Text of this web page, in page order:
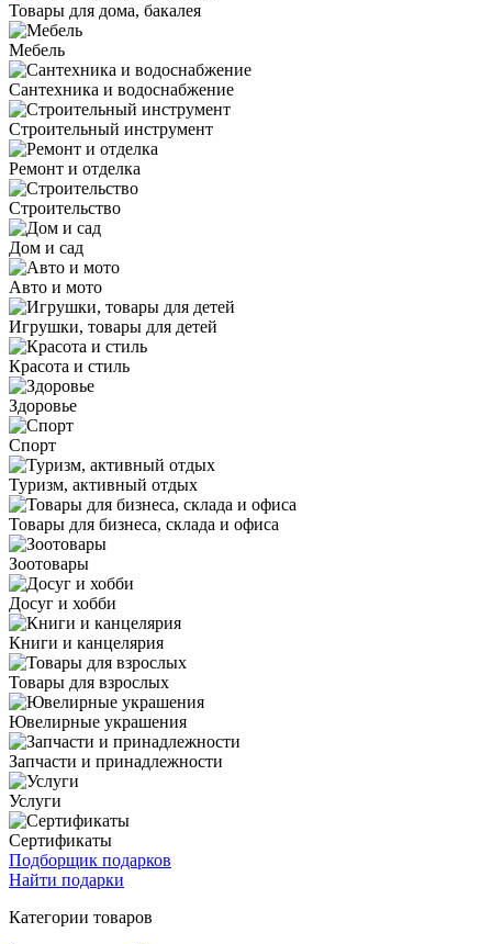
Товары для дома, бакалея
Мебель
Сантехника и водоснабжение
Строительный инструмент
Ремонт и отделка
Строительство
Дом и сад
Авто и мото
Игрушки, товары для детей
Красота и стиль
Здоровье
Спорт
Туризм, активный отдых
Товары для бизнеса, склада и офиса
Зоотовары
Досуг и хобби
Книги и канцелярия
Товары для взрослых
Ювелирные украшения
Запчасти и принадлежности
Услуги
Сертификаты
Подборщик подарков
Найти подарки
Категории товаров